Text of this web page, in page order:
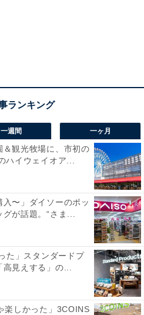
一週間 一ヶ月
＆観光牧場に、市初の
ハイウェイオア...
入〜」ダイソーのポッ
が話題。“さま...
た」スタンダードプ
高見えする」の...
楽しかった」3COINS